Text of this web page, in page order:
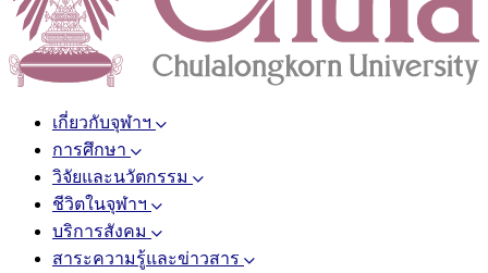
เกี่ยวกับจุฬาฯ
การศึกษา
วิจัยและนวัตกรรม
ชีวิตในจุฬาฯ
บริการสังคม
สาระความรู้และข่าวสาร